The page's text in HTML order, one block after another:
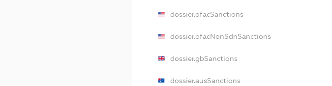
dossier.ofacSanctions
dossier.ofacNonSdnSanctions
dossier.gbSanctions
dossier.ausSanctions